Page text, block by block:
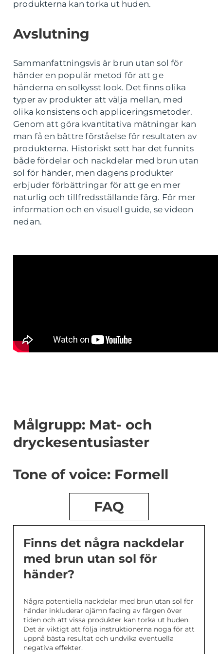
produkterna kan torka ut huden.
Avslutning
Sammanfattningsvis är brun utan sol för
händer en populär metod för att ge
händerna en solkysst look. Det finns olika
typer av produkter att välja mellan, med
olika konsistens och appliceringsmetoder.
Genom att göra kvantitativa mätningar kan
man få en bättre förståelse för resultaten av
produkterna. Historiskt sett har det funnits
både fördelar och nackdelar med brun utan
sol för händer, men dagens produkter
erbjuder förbättringar för att ge en mer
naturlig och tillfredsställande färg. För mer
information och en visuell guide, se videon
nedan.
Målgrupp: Mat- och
dryckesentusiaster
Tone of voice: Formell
FAQ
Finns det några nackdelar
med brun utan sol för
händer?
Några potentiella nackdelar med brun utan sol för
händer inkluderar ojämn fading av färgen över
tiden och att vissa produkter kan torka ut huden.
Det är viktigt att följa instruktionerna noga för att
uppnå bästa resultat och undvika eventuella
negativa effekter.